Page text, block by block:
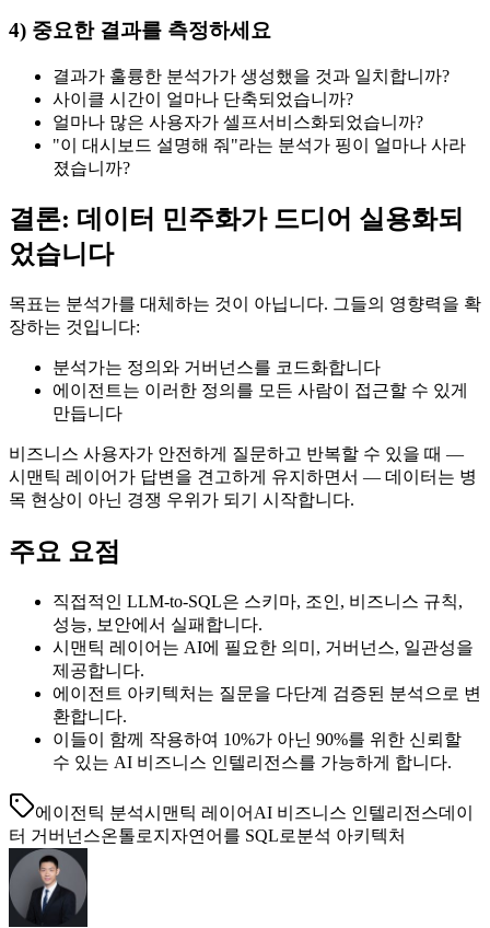
4) 중요한 결과를 측정하세요
결과가 훌륭한 분석가가 생성했을 것과 일치합니까?
사이클 시간이 얼마나 단축되었습니까?
얼마나 많은 사용자가 셀프서비스화되었습니까?
"이 대시보드 설명해 줘"라는 분석가 핑이 얼마나 사라
졌습니까?
결론: 데이터 민주화가 드디어 실용화되
었습니다
목표는 분석가를 대체하는 것이 아닙니다. 그들의 영향력을 확
장하는 것입니다:
분석가는 정의와 거버넌스를 코드화합니다
에이전트는 이러한 정의를 모든 사람이 접근할 수 있게
만듭니다
비즈니스 사용자가 안전하게 질문하고 반복할 수 있을 때 —
시맨틱 레이어가 답변을 견고하게 유지하면서 — 데이터는 병
목 현상이 아닌 경쟁 우위가 되기 시작합니다.
주요 요점
직접적인 LLM-to-SQL은 스키마, 조인, 비즈니스 규칙,
성능, 보안에서 실패합니다.
시맨틱 레이어는 AI에 필요한 의미, 거버넌스, 일관성을
제공합니다.
에이전트 아키텍처는 질문을 다단계 검증된 분석으로 변
환합니다.
이들이 함께 작용하여 10%가 아닌 90%를 위한 신뢰할
수 있는 AI 비즈니스 인텔리전스를 가능하게 합니다.
에이전틱 분석시맨틱 레이어 AI 비즈니스 인텔리전스데이
터 거버넌스온톨로지 자연어를 SQL로분석 아키텍처